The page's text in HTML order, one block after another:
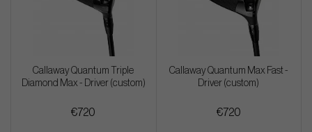
Callaway Quantum Triple
Diamond Max - Driver (custom)
€720
Callaway Quantum Max Fast -
Driver (custom)
€720